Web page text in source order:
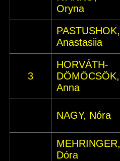
Oryna
PASTUSHOK,
Anastasiia
3
HORVÁTH-
DÖMÖCSÖK,
Anna
NAGY, Nóra
MEHRINGER,
Dóra